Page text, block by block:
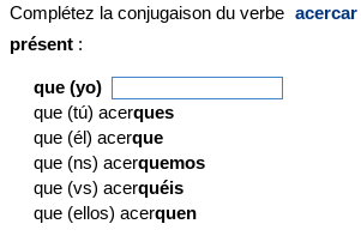
Complétez la conjugaison du verbe acercar
présent :
que (yo)
que (tú) acerques
que (él) acerque
que (ns) acerquemos
que (vs) acerquéis
que (ellos) acerquen